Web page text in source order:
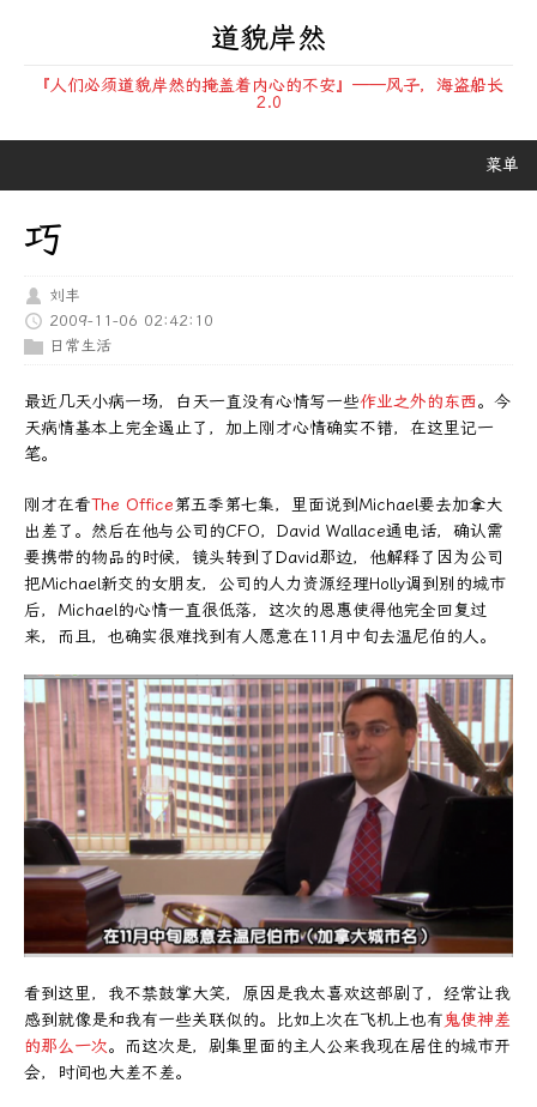
道貌岸然
『人们必须道貌岸然的掩盖着内心的不安』——风子，海盗船长
2.0
菜单
巧
刘丰
2009-11-06 02:42:10
日常生活
最近几天小病一场，白天一直没有心情写一些作业之外的东西。今
天病情基本上完全遏止了，加上刚才心情确实不错，在这里记一
笔。
刚才在看The Office第五季第七集，里面说到Michael要去加拿大
出差了。然后在他与公司的CFO，David Wallace通电话，确认需
要携带的物品的时候，镜头转到了David那边，他解释了因为公司
把Michael新交的女朋友，公司的人力资源经理Holly调到别的城市
后，Michael的心情一直很低落，这次的恩惠使得他完全回复过
来，而且，也确实很难找到有人愿意在11月中旬去温尼伯的人。
看到这里，我不禁鼓掌大笑，原因是我太喜欢这部剧了，经常让我
感到就像是和我有一些关联似的。比如上次在飞机上也有鬼使神差
的那么一次。而这次是，剧集里面的主人公来我现在居住的城市开
会，时间也大差不差。